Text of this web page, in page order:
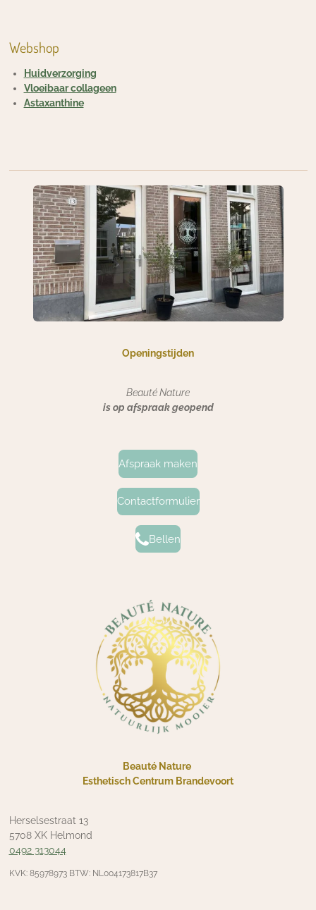
Webshop
Huidverzorging
Vloeibaar collageen
Astaxanthine
Openingstijden
Beauté Nature
is op afspraak geopend
Afspraak maken
Contactformulier
Bellen
Beauté Nature
Esthetisch Centrum Brandevoort
Herselsestraat 13
5708 XK Helmond
0492 313044
KVK: 85978973 BTW: NL004173817B37